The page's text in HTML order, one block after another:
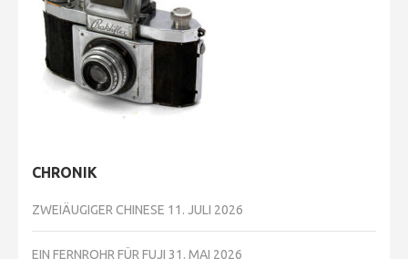
CHRONIK
ZWEIÄUGIGER CHINESE 11. JULI 2026
EIN FERNROHR FÜR FUJI 31. MAI 2026